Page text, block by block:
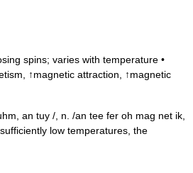
spins; varies with temperature •
↑magnetic attraction, ↑magnetic
an tuy /, n. /an tee fer oh mag net ik,
low temperatures, the